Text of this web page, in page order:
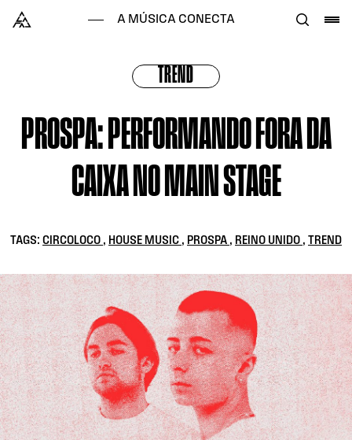
Alataj
A MÚSICA CONECTA
TREND
PROSPA: PERFORMANDO FORA DA
CAIXA NO MAIN STAGE
TAGS: CIRCOLOCO , HOUSE MUSIC , PROSPA , REINO UNIDO , TREND